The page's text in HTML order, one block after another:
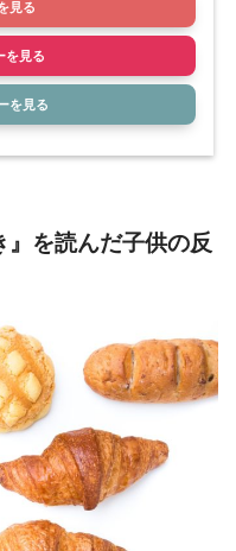
見る
を見る
を見る
を読んだ子供の反